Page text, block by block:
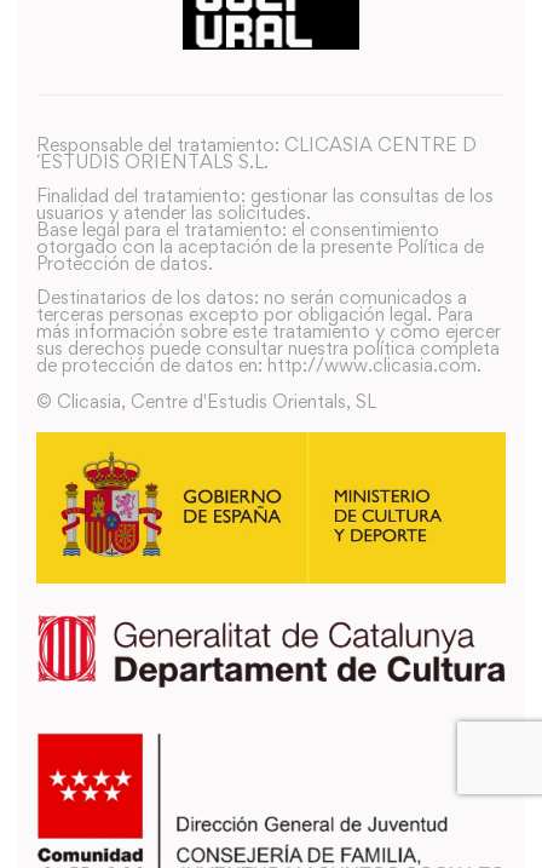
Responsable del tratamiento: CLICASIA CENTRE D
´ESTUDIS ORIENTALS S.L.
Finalidad del tratamiento: gestionar las consultas de los
usuarios y atender las solicitudes.
Base legal para el tratamiento: el consentimiento
otorgado con la aceptación de la presente Política de
Protección de datos.
Destinatarios de los datos: no serán comunicados a
terceras personas excepto por obligación legal. Para
más información sobre este tratamiento y como ejercer
sus derechos puede consultar nuestra política completa
de protección de datos en: http://www.clicasia.com.
© Clicasia, Centre d'Estudis Orientals, SL